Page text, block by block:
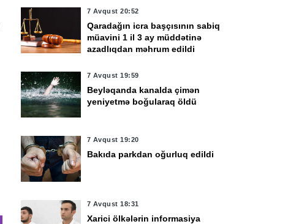
7 Avqust 20:52
Qaradağın icra başçısının sabiq
müavini 1 il 3 ay müddətinə
azadlıqdan məhrum edildi
7 Avqust 19:59
Beyləqanda kanalda çimən
yeniyetmə boğularaq öldü
7 Avqust 19:20
Bakıda parkdan oğurluq edildi
7 Avqust 18:31
Xarici ölkələrin informasiya